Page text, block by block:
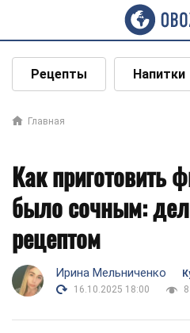
Рецепты Напитки
Главная
Как приготовить
было сочным:
рецептом
Ирина Мельниченко
16.10.2025 18:00